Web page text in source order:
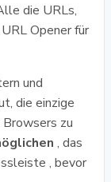
die URLs,
Opener für
und
die einzige
zu
, das
, bevor